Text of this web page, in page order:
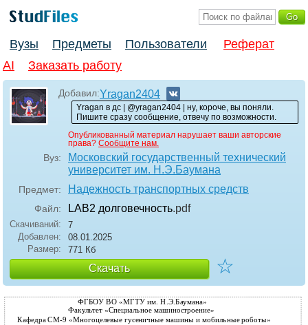
Вузы Предметы Пользователи
Реферат
AI
Заказать работу
Добавил:Yragan2404
Yragan в дс | @yragan2404 | ну, короче, вы поняли.
Пишите сразу сообщение, отвечу по возможности.
Опубликованный материал нарушает ваши авторские
права? Сообщите нам.
Вуз:
Московский государственный технический
университет им. H.Э.Баумана
Предмет: Надежность транспортных средств
Файл: LAB2 долговечность.pdf
Скачиваний:
7
Добавлен:
08.01.2025
Размер:
771 Кб
Скачать ☆
ФГБОУ ВО «МГТУ им. Н.Э.Баумана»
Факультет «Специальное машиностроение»
Кафедра СМ-9 «Многоцелевые гусеничные машины и мобильные роботы»